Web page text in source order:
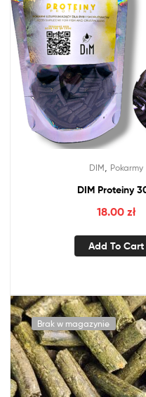
DIM, Pokarmy
DIM Proteiny
18.00 zł
Add To Cart
Brak w magazynie